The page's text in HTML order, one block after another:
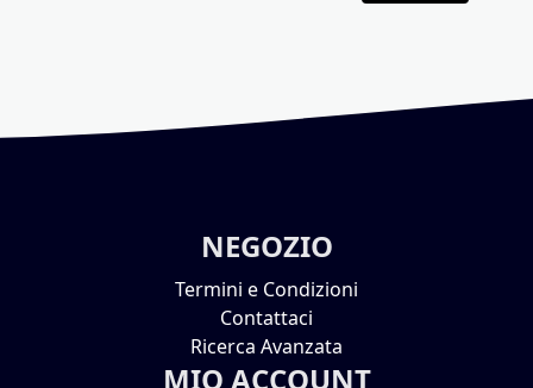
NEGOZIO
Termini e Condizioni
Contattaci
Ricerca Avanzata
MIO ACCOUNT